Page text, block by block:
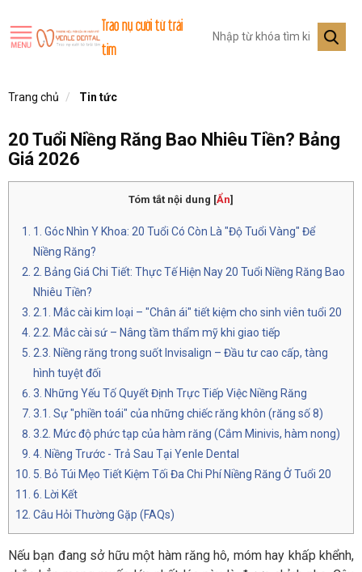
Trao nụ cười từ trái
tim
Trang chủ Tin tức
20 Tuổi Niềng Răng Bao Nhiêu Tiền? Bảng
Giá 2026
Tóm tắt nội dung [Ẩn]
1. Góc Nhìn Y Khoa: 20 Tuổi Có Còn Là "Độ Tuổi Vàng" Để
Niềng Răng?
2. Bảng Giá Chi Tiết: Thực Tế Hiện Nay 20 Tuổi Niềng Răng Bao
Nhiêu Tiền?
2.1.
Mắc cài kim loại – "Chân ái" tiết kiệm cho sinh viên tuổi 20
2.2. Mắc cài sứ – Nâng tầm thẩm mỹ khi giao tiếp
2.3. Niềng răng trong suốt Invisalign – Đầu tư cao cấp, tàng
hình tuyệt đối
3. Những Yếu Tố Quyết Định Trực Tiếp Việc Niềng Răng
3.1. Sự "phiền toái" của những chiếc răng khôn (răng số 8)
3.2. Mức độ phức tạp của hàm răng (Cắm Minivis, hàm nong)
4. Niềng Trước - Trả Sau Tại Yenle Dental
5. Bỏ Túi Mẹo Tiết Kiệm Tối Đa Chi Phí Niềng Răng Ở Tuổi 20
6. Lời Kết
Câu Hỏi Thường Gặp (FAQs)
Nếu bạn đang sở hữu một hàm răng hô, móm hay khấp khểnh,